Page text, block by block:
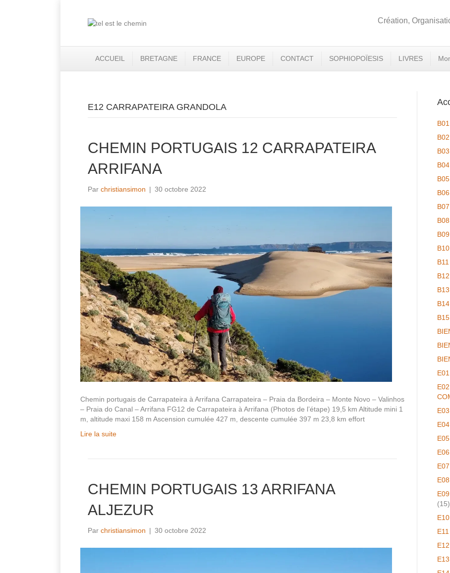
Création,
ACCUEIL BRETAGNE FRANCE EUROPE CONTACT SOPHIOPOÏESIS LIVRES
E12 CARRAPATEIRA GRANDOLA
CHEMIN PORTUGAIS 12 CARRAPATEIRA
ARRIFANA
Par christiansimon | 30 octobre 2022
Chemin portugais de Carrapateira à Arrifana Carrapateira – Praia da Bordeira – Monte Novo – Valinhos
– Praia do Canal – Arrifana FG12 de Carrapateira à Arrifana (Photos de l’étape) 19,5 km Altitude mini 1
m, altitude maxi 158 m Ascension cumulée 427 m, descente cumulée 397 m 23,8 km effort
Lire la suite
CHEMIN PORTUGAIS 13 ARRIFANA
ALJEZUR
Par christiansimon | 30 octobre 2022
(15)